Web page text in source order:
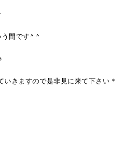
う間です^ ^
いきますので是非見に来て下さい＊